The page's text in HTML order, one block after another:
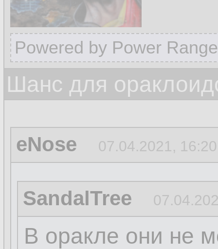
Powered by Power
Шанс для
eNose 07.04.2021, 16:20
SandalTree
В оракле они не